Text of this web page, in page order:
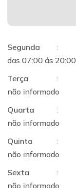
Segunda
:
das 07:00 ás 20:00
Terça
:
não informado
Quarta
:
não informado
Quinta
:
não informado
Sexta
:
não informado